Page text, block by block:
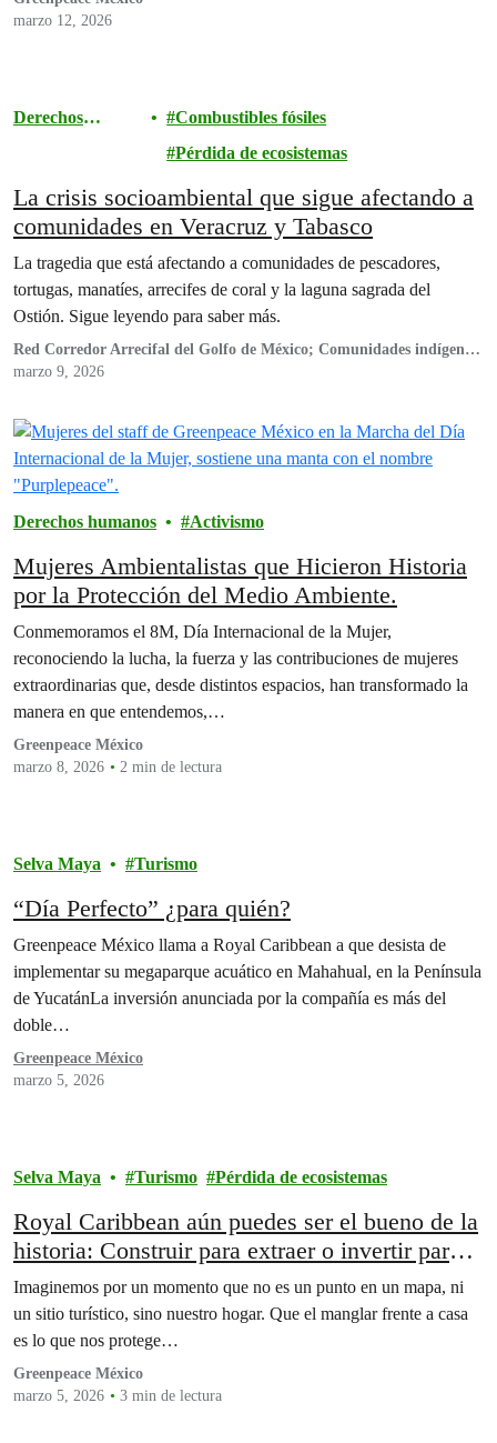
marzo 12, 2026
Derechos
Combustibles fósiles
Pérdida de ecosistemas
La crisis socioambiental que sigue afectando a
comunidades en Veracruz y Tabasco
La tragedia que está afectando a comunidades de pescadores,
tortugas, manatíes, arrecifes de coral y la laguna sagrada del
Ostión. Sigue leyendo para saber más.
Red Corredor Arrecifal del Golfo de México; Comunidades indígenas
de Pajapan: Comunidad El Pescador (Pajapan), Comunidad El
Comunales Pajapan; Sembrando Semilla Sagrada AC; Proceso de
Articulación de la Sierra de Santa Marta; Movimiento Regional
Indígena en Defensa y Respeto por la Vida; Federación Indígena
Empresarial y Comunidades Locales de México AC, Centro de
RG - Asesoría Legal; Federación de Sociedades Cooperativas
Tabasco; Colectivo Altepee; Gente Sustentable AC; MARETUX;
Conexiones Climáticas; Sendas AC; INANA AC; El Colegio de
de Jóvenes por la Biodiversidad (GYBN México); Cooperativa "Las
Bonitas" -NecMar-; Cooperativa de Producción Pesquera
Barranqueña del Golfo, S.C.L; Territorios Diversos para la Vida,
A.C.; Colectivo Manatí Eco-Ambiente; Pueblos Unidos de la Cuenca
MarNatura AC; y Refugio Pesquero Punta del Tigre en Isla Aguada
marzo 9, 2026
Derechos humanos Activismo
Mujeres Ambientalistas que Hicieron Historia
por la Protección del Medio Ambiente.
Conmemoramos el 8M, Día Internacional de la Mujer,
reconociendo la lucha, la fuerza y las contribuciones de mujeres
extraordinarias que, desde distintos espacios, han transformado la
manera en que entendemos,…
Greenpeace México
marzo 8, 2026
2 min de lectura
Selva Maya Turismo
“Día Perfecto” ¿para quién?
Greenpeace México llama a Royal Caribbean a que desista de
implementar su megaparque acuático en Mahahual, en la Península
de YucatánLa inversión anunciada por la compañía es más del
doble…
Greenpeace México
marzo 5, 2026
Selva Maya Turismo Pérdida de ecosistemas
Royal Caribbean aún puedes ser el bueno de la
historia: Construir para extraer o invertir para
rescatar y preservar
Imaginemos por un momento que no es un punto en un mapa, ni
un sitio turístico, sino nuestro hogar. Que el manglar frente a casa
es lo que nos protege…
Greenpeace México
marzo 5, 2026
3 min de lectura